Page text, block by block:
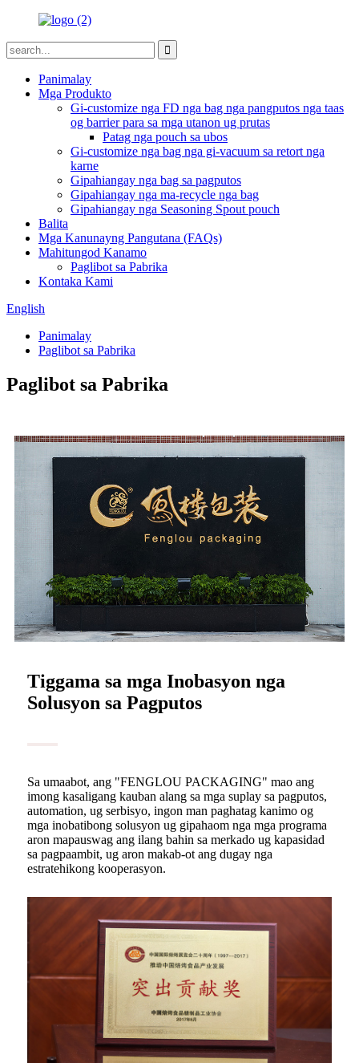
Panimalay
Mga Produkto
Gi-customize nga FD nga bag nga pangputos nga taas
og barrier para sa mga utanon ug prutas
Patag nga pouch sa ubos
Gi-customize nga bag nga gi-vacuum sa retort nga
karne
Gipahiangay nga bag sa pagputos
Gipahiangay nga ma-recycle nga bag
Gipahiangay nga Seasoning Spout pouch
Balita
Mga Kanunayng Pangutana (FAQs)
Mahitungod Kanamo
Paglibot sa Pabrika
Kontaka Kami
English
Panimalay
Paglibot sa Pabrika
Paglibot sa Pabrika
Tiggama sa mga Inobasyon nga
Solusyon sa Pagputos
Sa umaabot, ang "FENGLOU PACKAGING" mao ang
imong kasaligang kauban alang sa mga suplay sa pagputos,
automation, ug serbisyo, ingon man paghatag kanimo og
mga inobatibong solusyon ug gipahaom nga mga programa
aron mapauswag ang ilang bahin sa merkado ug kapasidad
sa pagpaambit, ug aron makab-ot ang dugay nga
estratehikong kooperasyon.